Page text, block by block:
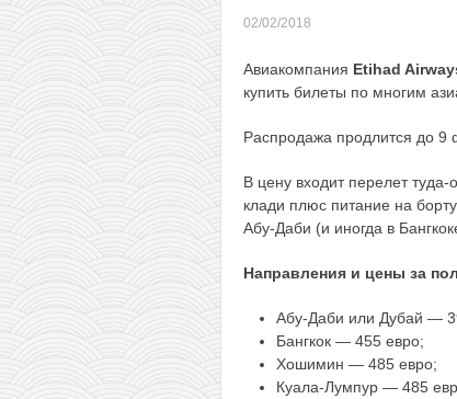
02/02/2018
Авиакомпания Etihad
купить билеты по многим
Распродажа продлится до 9
В цену входит перелет
клади плюс питание на
Абу-Даби (и иногда в
Направления и цены за
Абу-Даби или Дубай —
Бангкок — 455 евро;
Хошимин — 485 евро;
Куала-Лумпур — 485